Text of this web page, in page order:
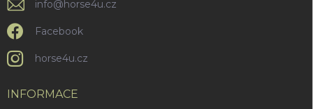
info@horse4u.cz
Facebook
horse4u.cz
INFORMACE